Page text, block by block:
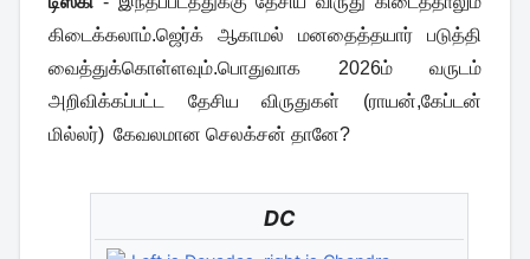
கிடைக்கலாம்.ஜெர்க் ஆகாமல் மனதைத்தயார் படுத்தி
வைத்துக்கொள்ளவும்.பொதுவாக 2026ம் வருடம்
அறிவிக்கப்பட்ட தேசிய விருதுகள் (ராயன்,கேப்டன்
மில்லர்) கேவலமான செலக்சன் தானே?
DC